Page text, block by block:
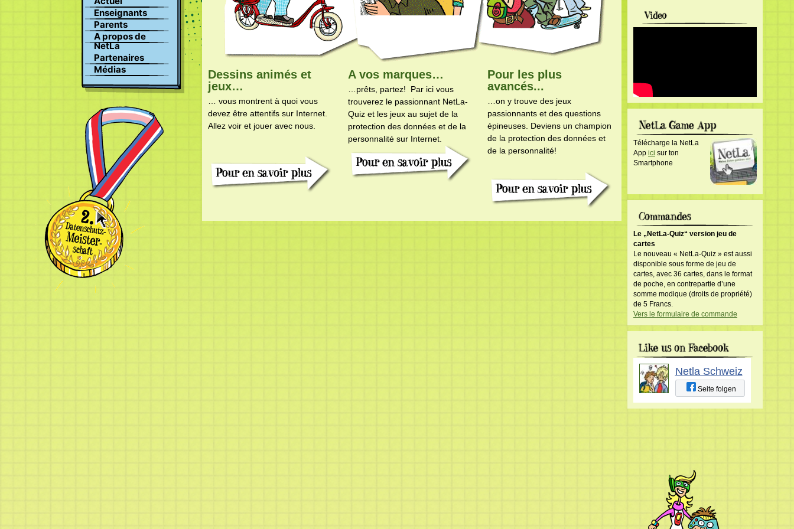
championnat Suisse de la
protection des données
Recherche
Clavardage
Enseignants
Parents
A propos de
NetLa
Partenaires
Médias
Dessins animés et
jeux…
… vous montrent à quoi vous
devez être attentifs sur Internet.
Allez voir et jouer avec nous.
A vos marques…
…prêts, partez! Par ici vous
trouverez le passionnant NetLa-
Quiz et les jeux au sujet de la
protection des données et de la
personnalité sur Internet.
Pour les plus
avancés...
…on y trouve des jeux
passionnants et des questions
épineuses. Deviens un champion
de la protection des données et
de la personnalité!
Télécharge la NetLa
App ici sur ton
Smartphone
Le „NetLa-Quiz“ version jeu de
cartes
Le nouveau « NetLa-Quiz » est aussi
disponible sous forme de jeu de
cartes, avec 36 cartes, dans le format
de poche, en contrepartie d’une
somme modique (droits de propriété)
de 5 Francs.
Vers le formulaire de commande
Netla Schweiz
Seite folgen